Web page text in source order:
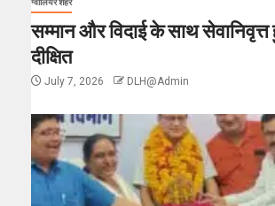
ग्वालियर शहर
सम्मान और विदाई के साथ सेवानिवृत्त
दीक्षित
July 7, 2026 DLH@Admin